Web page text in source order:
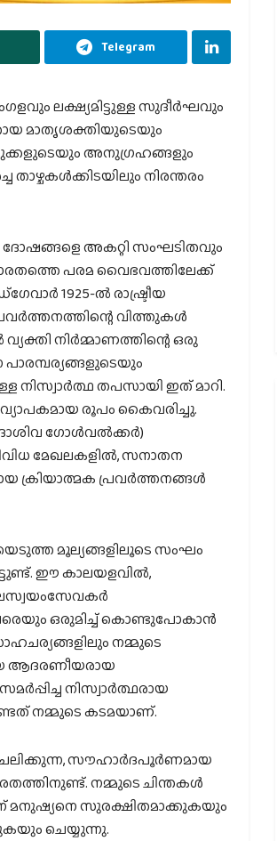
Telegram
ലക്ഷ്യമിട്ടുള്ള സുദീർഘവും
മാതൃശക്തിയുടെയും
അനുഗ്രഹങ്ങളും
താഴ്ചകൾക്കിടയിലും നിരന്തരം
ദോഷങ്ങളെ അകറ്റി സംഘടിതവും
പരമ വൈഭവത്തിലേക്ക്
1925-ൽ രാഷ്ട്രീയ
വിത്തുകൾ
നിർമ്മാണത്തിന്റെ ഒരു
പാരമ്പര്യങ്ങളുടെയും
നിസ്വാർത്ഥ തപസായി ഇത് മാറി.
രൂപം കൈവരിച്ചു.
ഗോൾവൽക്കർ)
മേഖലകളിൽ, സനാതന
ക്രിയാത്മക പ്രവർത്തനങ്ങൾ
മൂല്യങ്ങളിലൂടെ സംഘം
ഈ കാലയളവിൽ,
ഒരുമിച്ച് കൊണ്ടുപോകാൻ
നമ്മുടെ
ആദരണീയരായ
നിസ്വാർത്ഥരായ
നമ്മുടെ കടമയാണ്.
സൗഹാർദപൂർണമായ
നമ്മുടെ ചിന്തകൾ
മനുഷ്യനെ സുരക്ഷിതമാക്കുകയും
ചെയ്യുന്നു.